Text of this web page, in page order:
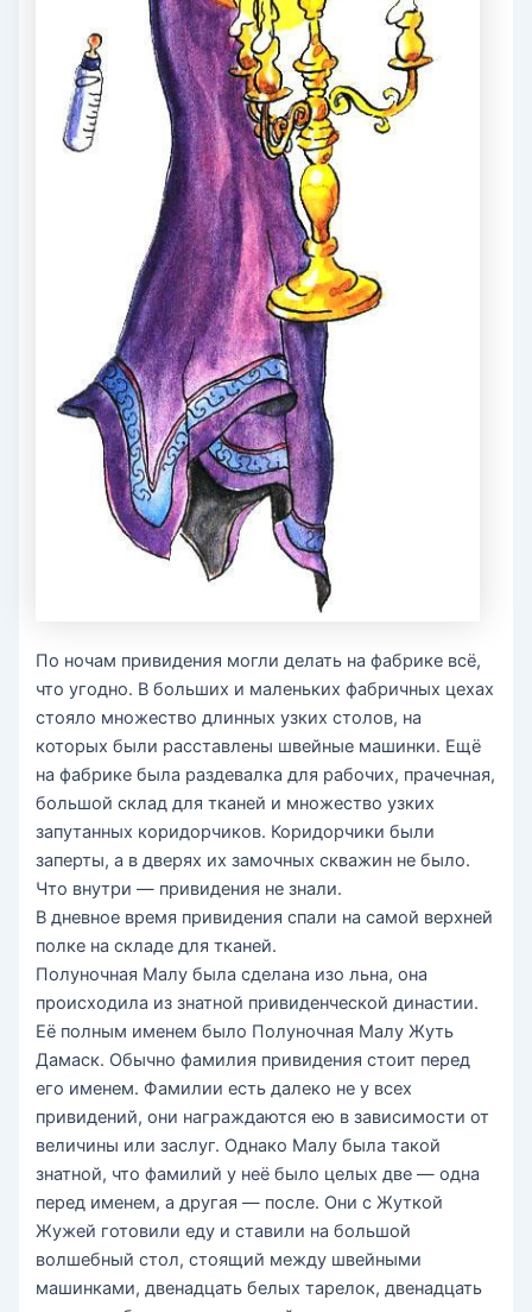
По ночам привидения могли делать на фабрике всё,
что угодно. В больших и маленьких фабричных цехах
стояло множество длинных узких столов, на
которых были расставлены швейные машинки. Ещё
на фабрике была раздевалка для рабочих, прачечная,
большой склад для тканей и множество узких
запутанных коридорчиков. Коридорчики были
заперты, а в дверях их замочных скважин не было.
Что внутри — привидения не знали.
В дневное время привидения спали на самой верхней
полке на складе для тканей.
Полуночная Малу была сделана изо льна, она
происходила из знатной привиденческой династии.
Её полным именем было Полуночная Малу Жуть
Дамаск. Обычно фамилия привидения стоит перед
его именем. Фамилии есть далеко не у всех
привидений, они награждаются ею в зависимости от
величины или заслуг. Однако Малу была такой
знатной, что фамилий у неё было целых две — одна
перед именем, а другая — после. Они с Жуткой
Жужей готовили еду и ставили на большой
волшебный стол, стоящий между швейными
машинками, двенадцать белых тарелок, двенадцать